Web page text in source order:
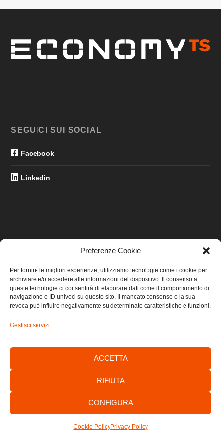
Preferenze Cookie
Per fornire le migliori esperienze, utilizziamo tecnologie come i cookie per
archiviare e/o accedere alle informazioni del dispositivo. Il consenso a
queste tecnologie ci consentirà di elaborare dati come il comportamento di
navigazione o ID univoci su questo sito. Il mancato consenso o la sua
revoca può influire negativamente su determinate caratteristiche e funzioni.
Gestisci servizi
ACCETTA
RIFIUTA
CONFIGURA
Cookie PolicyPrivacy Policy
SEGUICI SUI SOCIAL
Facebook
Linkedin
Home
Privacy